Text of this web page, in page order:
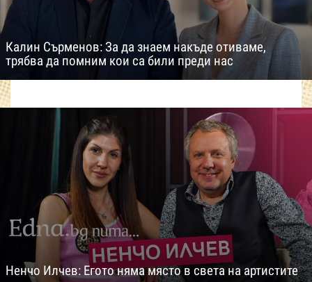
Калин Сърменов: За да знаем накъде отиваме,
трябва да помним кои са били преди нас
Ненчо Илчев: Егото няма място в света на артистите